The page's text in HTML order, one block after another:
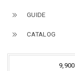
GUIDE
CATALOG